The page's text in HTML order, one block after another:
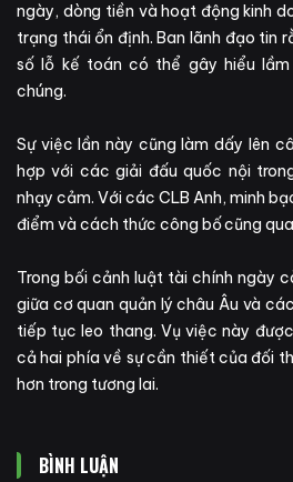
ngày, dòng tiền và hoạt động kinh
trạng thái ổn định. Ban lãnh đạo tin
số lỗ kế toán có thể gây hiểu
chúng.
Sự việc lần này cũng làm dấy lên
hợp với các giải đấu quốc nội
nhạy cảm. Với các CLB Anh, minh
điểm và cách thức công bố cũng
Trong bối cảnh luật tài chính ngày
giữa cơ quan quản lý châu Âu và
tiếp tục leo thang. Vụ việc này
cả hai phía về sự cần thiết của đối
hơn trong tương lai.
BÌNH LUẬN